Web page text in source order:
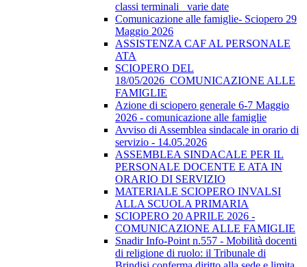
classi terminali_ varie date
Comunicazione alle famiglie- Sciopero 29
Maggio 2026
ASSISTENZA CAF AL PERSONALE
ATA
SCIOPERO DEL
18/05/2026_COMUNICAZIONE ALLE
FAMIGLIE
Azione di sciopero generale 6-7 Maggio
2026 - comunicazione alle famiglie
Avviso di Assemblea sindacale in orario di
servizio - 14.05.2026
ASSEMBLEA SINDACALE PER IL
PERSONALE DOCENTE E ATA IN
ORARIO DI SERVIZIO
MATERIALE SCIOPERO INVALSI
ALLA SCUOLA PRIMARIA
SCIOPERO 20 APRILE 2026 -
COMUNICAZIONE ALLE FAMIGLIE
Snadir Info-Point n.557 - Mobilità docenti
di religione di ruolo: il Tribunale di